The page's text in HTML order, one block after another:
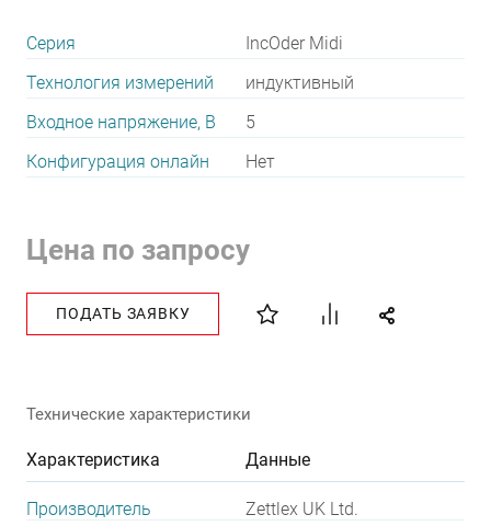
Серия
IncOder Midi
Технология измерений
индуктивный
Входное напряжение, В
5
Конфигурация онлайн
Нет
Цена по запросу
ПОДАТЬ ЗАЯВКУ
Технические характеристики
Характеристика Данные
Производитель
Zettlex UK Ltd.